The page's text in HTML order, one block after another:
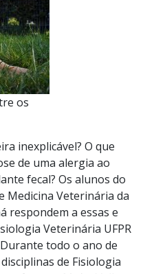
os
inexplicável? O que
de uma alergia ao
fecal? Os alunos do
Medicina Veterinária da
respondem a essas e
Veterinária UFPR
todo o ano de
de Fisiologia